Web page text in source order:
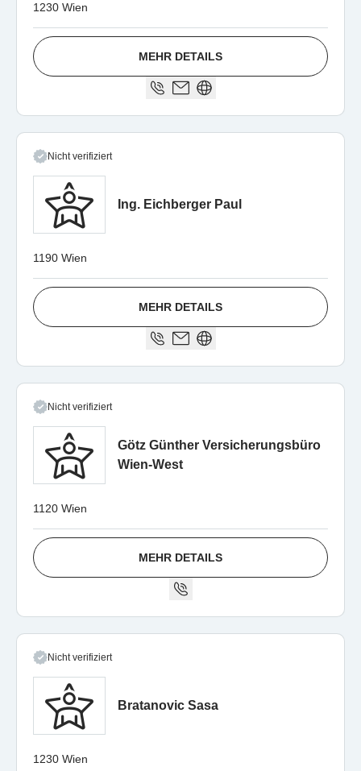
1230 Wien
MEHR DETAILS
Nicht verifiziert
Ing. Eichberger Paul
1190 Wien
MEHR DETAILS
Nicht verifiziert
Götz Günther Versicherungsbüro
Wien-West
1120 Wien
MEHR DETAILS
Nicht verifiziert
Bratanovic Sasa
1230 Wien